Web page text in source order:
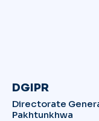
DGIPR
Directorate
Pakhtunkhwa